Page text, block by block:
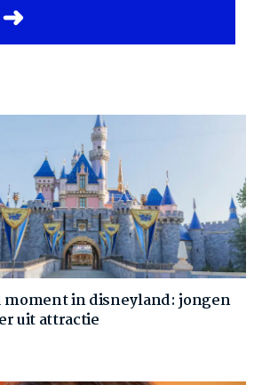
➜
moment in disneyland: jongen
uit attractie